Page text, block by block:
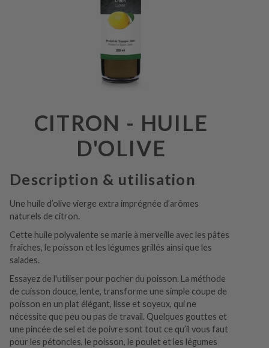
CITRON - HUILE
D'OLIVE
Description & utilisation
Une huile d’olive vierge extra imprégnée d’arômes
naturels de citron.
Cette huile polyvalente se marie à merveille avec les pâtes
fraîches, le poisson et les légumes grillés ainsi que les
salades.
Essayez de l'utiliser pour pocher du poisson. La méthode
de cuisson douce, lente, transforme une simple coupe de
poisson en un plat élégant, lisse et soyeux, qui ne
nécessite que peu ou pas de travail. Quelques gouttes et
une pincée de sel et de poivre sont tout ce qu’il vous faut
pour les pétoncles, le poisson, le poulet et les légumes